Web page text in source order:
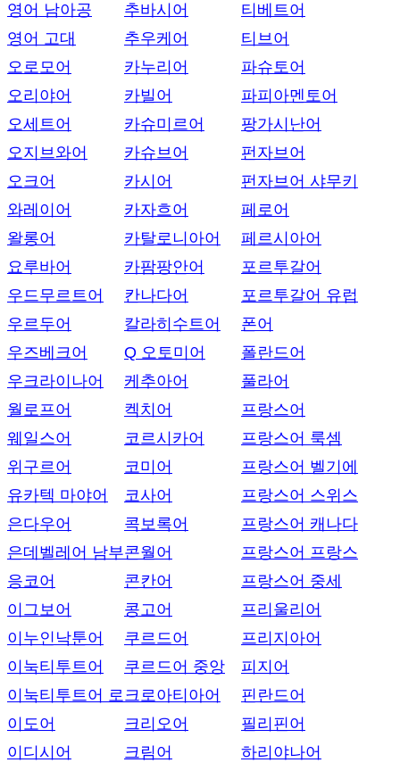
영어 남아공
영어 고대
오로모어
오리야어
오세트어
오지브와어
오크어
와레이어
왈롱어
요루바어
우드무르트어
우르두어
우즈베크어
우크라이나어
월로프어
웨일스어
위구르어
유카텍 마야어
은다우어
은데벨레어 남부
응코어
이그보어
이누인낙툰어
이눅티투트어
이눅티투트어 로
이도어
이디시어
추바시어
추우케어
카누리어
카빌어
카슈미르어
카슈브어
카시어
카자흐어
카탈로니아어
카팜팡안어
칸나다어
칼라히수트어
Q 오토미어
케추아어
켁치어
코르시카어
코미어
코사어
콕보록어
콘월어
콘칸어
콩고어
쿠르드어
쿠르드어 중앙
크로아티아어
크리오어
크림어
티베트어
티브어
파슈토어
파피아멘토어
팡가시난어
펀자브어
펀자브어 샤무키
페로어
페르시아어
포르투갈어
포르투갈어 유럽
폰어
폴란드어
풀라어
프랑스어
프랑스어 룩셈
프랑스어 벨기에
프랑스어 스위스
프랑스어 캐나다
프랑스어 프랑스
프랑스어 중세
프리울리어
프리지아어
피지어
핀란드어
필리핀어
하리야나어